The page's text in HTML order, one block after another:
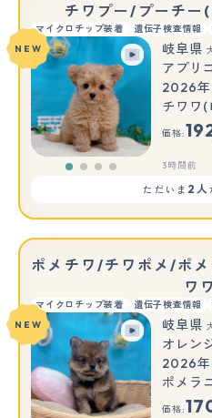
チワプー/プーチー
マイクロチップ装着 遺伝子検査情報
NEW
岐阜県
アプリ
2026
価格:
3時間前
ただいま 2人
ポメチワ/チワポメ/ポ
ワ
マイクロチップ装着 遺伝子検査情報
NEW
岐阜県
オレン
2026
ポメラ
価格: